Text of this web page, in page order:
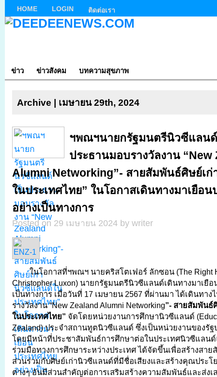
HOME LOGIN ติดต่อเรา
ข่าว ข่าวสังคม บทความสุขภาพ
Archive | เมษายน 29th, 2024
ฯพณฯนายกรัฐมนตรีนิวซีแลน
ประธานมอบรางวัลงาน “New
Alumni Networking”- สายสัมพันธ์ศิษย์เ
ในประเทศไทย” ในโอกาสเดินทางมาเยือน
อย่างเป็นทางการ
Posted on 29 เมษายน 2024 by writer
ในโอกาสที่ฯพณฯ นายคริสโตเฟอร์ ลักซอน (The Right
Christopher Luxon) นายกรัฐมนตรีนิวซีแลนด์เดินทางมาเยือ
เป็นทางการ เมื่อวันที่ 17 เมษายน 2567 ที่ผ่านมา ได้เดินทาง
รางวัลงาน “New Zealand Alumni Networking”- สายสัมพันธ์
ในประเทศไทย” จัดโดยหน่วยงานการศึกษานิวซีแลนด์
Zealand) ประจำสถานทูตนิวซีแลนด์ ซึ่งเป็นหน่วยงานของรั
โดยมีหน้าที่ประชาสัมพันธ์การศึกษาต่อในประเทศนิวซีแลนด์
ร่วมมือทางการศึกษาระหว่างประเทศ ได้จัดขึ้นเพื่อสร้างสา
ส่วนร่วมกับศิษย์เก่านิวซีแลนด์ที่มีชื่อเสียงและสร้างคุณประ
ต่างๆ อันมีส่วนสำคัญต่อการเสริมสร้างความสัมพันธ์และส่งเ